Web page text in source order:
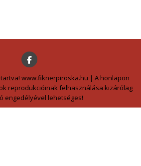
www.fiknerpiroska.hu | A honlapon
reprodukcióinak felhasználása kizárólag
engedélyével lehetséges!